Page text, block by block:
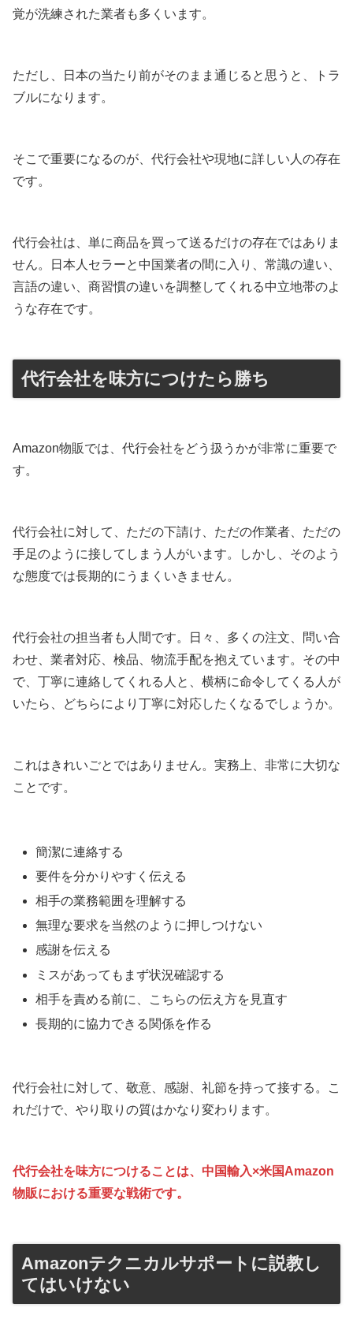
覚が洗練された業者も多くいます。
ただし、日本の当たり前がそのまま通じると思うと、トラ
ブルになります。
そこで重要になるのが、代行会社や現地に詳しい人の存在
です。
代行会社は、単に商品を買って送るだけの存在ではありま
せん。日本人セラーと中国業者の間に入り、常識の違い、
言語の違い、商習慣の違いを調整してくれる中立地帯のよ
うな存在です。
代行会社を味方につけたら勝ち
Amazon物販では、代行会社をどう扱うかが非常に重要で
す。
代行会社に対して、ただの下請け、ただの作業者、ただの
手足のように接してしまう人がいます。しかし、そのよう
な態度では長期的にうまくいきません。
代行会社の担当者も人間です。日々、多くの注文、問い合
わせ、業者対応、検品、物流手配を抱えています。その中
で、丁寧に連絡してくれる人と、横柄に命令してくる人が
いたら、どちらにより丁寧に対応したくなるでしょうか。
これはきれいごとではありません。実務上、非常に大切な
ことです。
簡潔に連絡する
要件を分かりやすく伝える
相手の業務範囲を理解する
無理な要求を当然のように押しつけない
感謝を伝える
ミスがあってもまず状況確認する
相手を責める前に、こちらの伝え方を見直す
長期的に協力できる関係を作る
代行会社に対して、敬意、感謝、礼節を持って接する。こ
れだけで、やり取りの質はかなり変わります。
代行会社を味方につけることは、中国輸入×米国Amazon
物販における重要な戦術です。
Amazonテクニカルサポートに説教し
てはいけない